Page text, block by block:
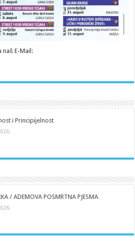
naš E-Mail:
i Principijelnost
/ ADEMOVA POSMRTNA PJESMA